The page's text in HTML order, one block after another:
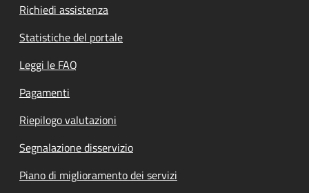
Richiedi assistenza
Statistiche del portale
Leggi le FAQ
Pagamenti
Riepilogo valutazioni
Segnalazione disservizio
Piano di miglioramento dei servizi